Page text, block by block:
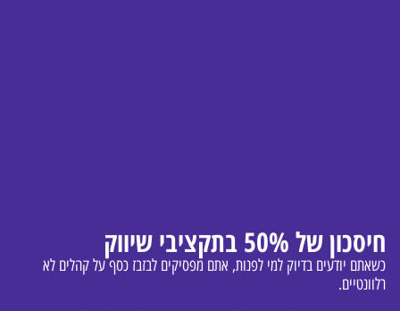
חיסכון של 50% בתקציבי שיווק
כשאתם יודעים בדיוק למי לפנות, אתם מפסיקים לבזבז כסף על קהלים לא
רלוונטיים.